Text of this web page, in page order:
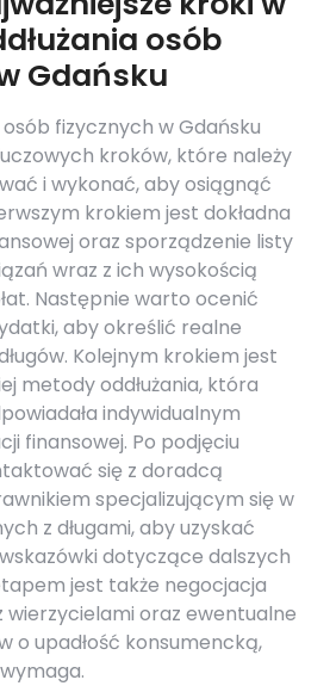
osób
Gdańsku
osób fizycznych w Gdańsku
kroków, które należy
i wykonać, aby osiągnąć
krokiem jest dokładna
oraz sporządzenie listy
wraz z ich wysokością
Następnie warto ocenić
aby określić realne
Kolejnym krokiem jest
metody oddłużania, która
indywidualnym
finansowej. Po podjęciu
się z doradcą
specjalizującym się w
z długami, aby uzyskać
dotyczące dalszych
jest także negocjacja
wierzycielami oraz ewentualne
o upadłość konsumencką,